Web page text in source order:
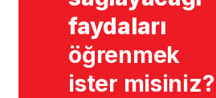
faydaları
öğrenmek
ister misiniz?